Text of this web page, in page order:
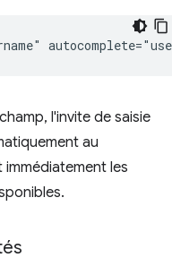
l'invite de saisie
au
les